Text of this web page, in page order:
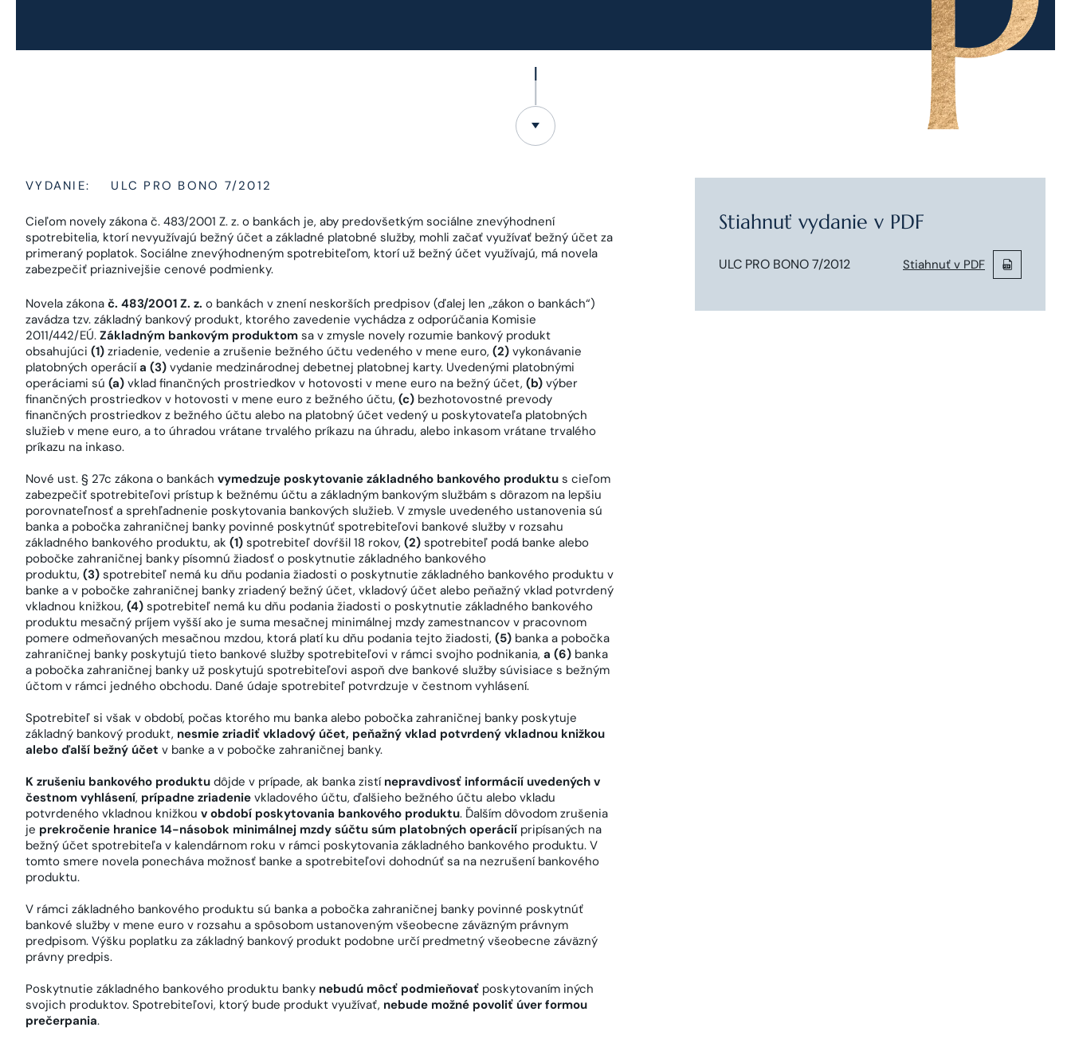
VYDANIE: ULC PRO BONO 7/2012
Cieľom novely zákona č. 483/2001 Z. z. o bankách je, aby predovšetkým sociálne znevýhodnení
spotrebitelia, ktorí nevyužívajú bežný účet a základné platobné služby, mohli začať využívať bežný účet za
primeraný poplatok. Sociálne znevýhodneným spotrebiteľom, ktorí už bežný účet využívajú, má novela
zabezpečiť priaznivejšie cenové podmienky.
Novela zákona č. 483/2001 Z. z. o bankách v znení neskorších predpisov (ďalej len „zákon o bankách“)
zavádza tzv. základný bankový produkt, ktorého zavedenie vychádza z odporúčania Komisie
2011/442/EÚ. Základným bankovým produktom sa v zmysle novely rozumie bankový produkt
obsahujúci (1) zriadenie, vedenie a zrušenie bežného účtu vedeného v mene euro, (2) vykonávanie
platobných operáciía (3) vydanie medzinárodnej debetnej platobnej karty. Uvedenými platobnými
operáciami sú (a) vklad finančných prostriedkov v hotovosti v mene euro na bežný účet, (b) výber
finančných prostriedkov v hotovosti v mene euro z bežného účtu, (c) bezhotovostné prevody
finančných prostriedkov z bežného účtu alebo na platobný účet vedený u poskytovateľa platobných
služieb v mene euro, a to úhradou vrátane trvalého príkazu na úhradu, alebo inkasom vrátane trvalého
príkazu na inkaso.
Nové ust. § 27c zákona o bankách vymedzuje poskytovanie základného bankového produktu s cieľom
zabezpečiť spotrebiteľovi prístup k bežnému účtu a základným bankovým službám s dôrazom na lepšiu
porovnateľnosť a sprehľadnenie poskytovania bankových služieb. V zmysle uvedeného ustanovenia sú
banka a pobočka zahraničnej banky povinné poskytnúť spotrebiteľovi bankové služby v rozsahu
základného bankového produktu, ak (1) spotrebiteľ dovŕšil 18 rokov, (2) spotrebiteľ podá banke alebo
pobočke zahraničnej banky písomnú žiadosť o poskytnutie základného bankového
produktu, (3) spotrebiteľ nemá ku dňu podania žiadosti o poskytnutie základného bankového produktu v
banke a v pobočke zahraničnej banky zriadený bežný účet, vkladový účet alebo peňažný vklad potvrdený
vkladnou knižkou, (4) spotrebiteľ nemá ku dňu podania žiadosti o poskytnutie základného bankového
produktu mesačný príjem vyšší ako je suma mesačnej minimálnej mzdy zamestnancov v pracovnom
pomere odmeňovaných mesačnou mzdou, ktorá platí ku dňu podania tejto žiadosti, (5) banka a pobočka
zahraničnej banky poskytujú tieto bankové služby spotrebiteľovi v rámci svojho podnikania, a (6) banka
a pobočka zahraničnej banky už poskytujú spotrebiteľovi aspoň dve bankové služby súvisiace s bežným
účtom v rámci jedného obchodu. Dané údaje spotrebiteľ potvrdzuje v čestnom vyhlásení.
Spotrebiteľ si však v období, počas ktorého mu banka alebo pobočka zahraničnej banky poskytuje
základný bankový produkt, nesmie zriadiť vkladový účet, peňažný vklad potvrdený vkladnou knižkou
alebo ďalší bežný účet v banke a v pobočke zahraničnej banky.
K zrušeniu bankového produktu dôjde v prípade, ak banka zistí nepravdivosť informácií uvedených v
čestnom vyhlásení, prípadne zriadenie vkladového účtu, ďalšieho bežného účtu alebo vkladu
potvrdeného vkladnou knižkou v období poskytovania bankového produktu. Ďalším dôvodom zrušenia
je prekročenie hranice 14-násobok minimálnej mzdy súčtu súm platobných operácií pripísaných na
bežný účet spotrebiteľa v kalendárnom roku v rámci poskytovania základného bankového produktu. V
tomto smere novela ponecháva možnosť banke a spotrebiteľovi dohodnúť sa na nezrušení bankového
produktu.
V rámci základného bankového produktu sú banka a pobočka zahraničnej banky povinné poskytnúť
bankové služby v mene euro v rozsahu a spôsobom ustanoveným všeobecne záväzným právnym
predpisom. Výšku poplatku za základný bankový produkt podobne určí predmetný všeobecne záväzný
právny predpis.
Poskytnutie základného bankového produktu banky nebudú môcť podmieňovať poskytovaním iných
svojich produktov. Spotrebiteľovi, ktorý bude produkt využívať, nebude možné povoliť úver formou
prečerpania.
Stiahnuť vydanie v PDF
ULC PRO BONO 7/2012 Stiahnuť v PDF